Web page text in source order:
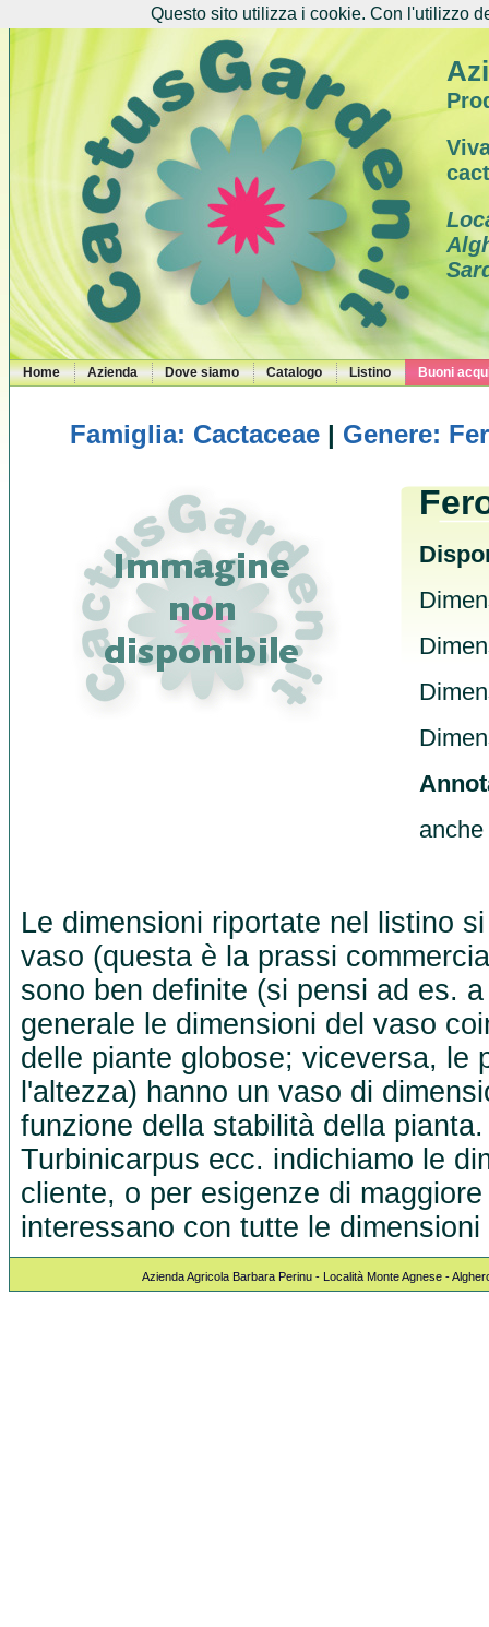
Home Azienda Dove siamo Catalogo Listino Buoni
Famiglia: Cactaceae | Genere:
Le dimensioni riportate nel listino
vaso (questa è la prassi
sono ben definite (si pensi ad es.
generale le dimensioni del vaso
delle piante globose; viceversa, le
l'altezza) hanno un vaso di
funzione della stabilità della
Turbinicarpus ecc. indichiamo le
cliente, o per esigenze di
interessano con tutte le
Azienda Agricola Barbara Perinu - Località Monte Agnese -
Questo sito utilizza i cookie. Con l'utilizzo